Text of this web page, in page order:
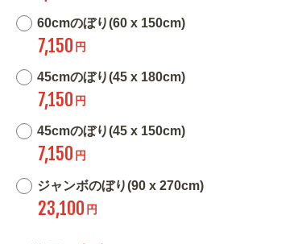
60cmのぼり(60 x 150cm)
7,150 円
45cmのぼり(45 x 180cm)
7,150 円
45cmのぼり(45 x 150cm)
7,150 円
ジャンボのぼり(90 x 270cm)
23,100 円